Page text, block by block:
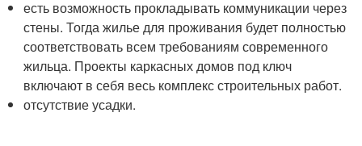
есть возможность прокладывать коммуникации через
стены. Тогда жилье для проживания будет полностью
соответствовать всем требованиям современного
жильца. Проекты каркасных домов под ключ
включают в себя весь комплекс строительных работ.
отсутствие усадки.